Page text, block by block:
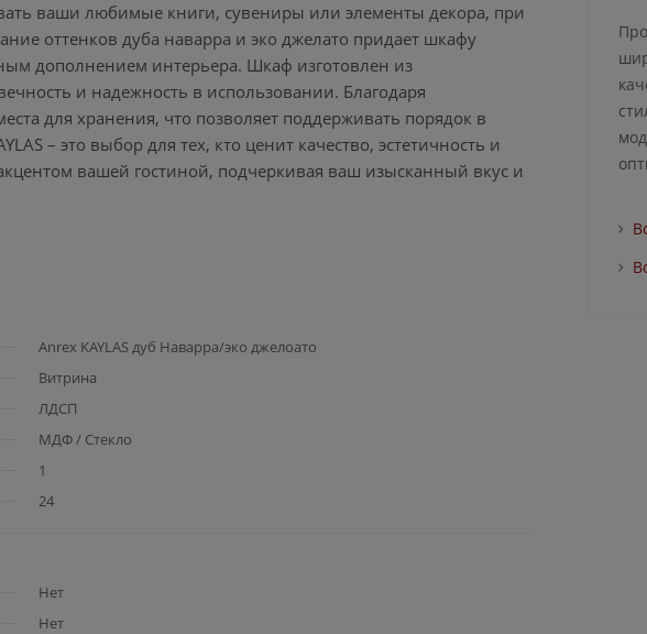
ваши любимые книги, сувениры или элементы декора, при
оттенков дуба наварра и эко джелато придает шкафу
дополнением интерьера. Шкаф изготовлен из
и надежность в использовании. Благодаря
для хранения, что позволяет поддерживать порядок в
– это выбор для тех, кто ценит качество, эстетичность и
вашей гостиной, подчеркивая ваш изысканный вкус и
Anrex KAYLAS дуб Наварра/эко джелоато
Витрина
ЛДСП
МДФ / Стекло
1
24
Нет
Нет